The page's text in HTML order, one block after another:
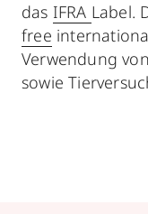
das IFRA Label.
free
Verwendung
sowie